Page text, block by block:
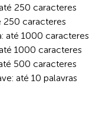
250 caracteres
250 caracteres
até 1000 caracteres
1000 caracteres
500 caracteres
até 10 palavras